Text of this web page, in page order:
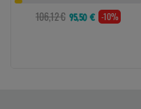
106,12 € 95,50 € -10%